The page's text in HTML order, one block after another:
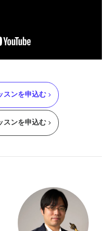
スンを申込む
スンを申込む